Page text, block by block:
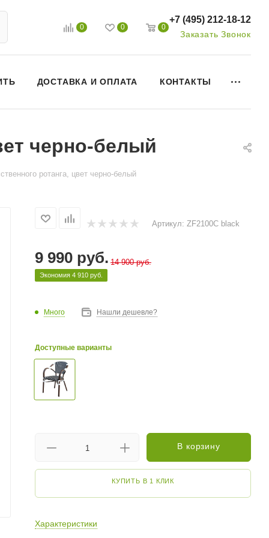
0 0 0
+7 (495) 212-18-12
Заказать Звонок
ДОСТАВКА И ОПЛАТА КОНТАКТЫ
черно-белый
ротанга, цвет черно-белый
Артикул: ZF2100C black
9 990 руб. 14 900руб.
Экономия 4 910 руб.
Много Нашли дешевле?
Доступные варианты
В корзину
КУПИТЬ В 1 КЛИК
Характеристики